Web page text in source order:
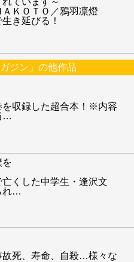
ＫＯＴＯ／鴉羽凛燈
き延びる！
ジン」の他作品
を収録した超合本！※内容
…
を
くした中学生・逢沢文
れ…
故死、寿命、自殺…様々な